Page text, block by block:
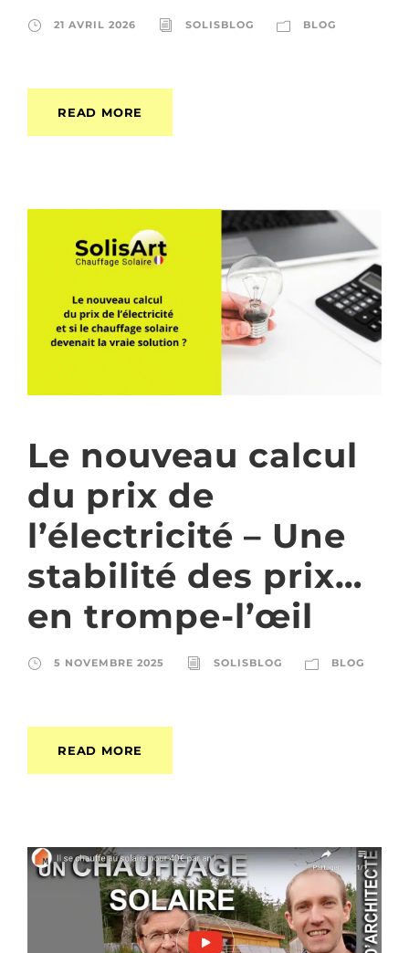
21 AVRIL 2026 SOLISBLOG BLOG
READ MORE
Le nouveau calcul
du prix de
l’électricité – Une
stabilité des prix…
en trompe-l’œil
5 NOVEMBRE 2025 SOLISBLOG BLOG
READ MORE